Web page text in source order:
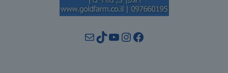
Facebook
Instagram
YouTube
TikTok
Mail